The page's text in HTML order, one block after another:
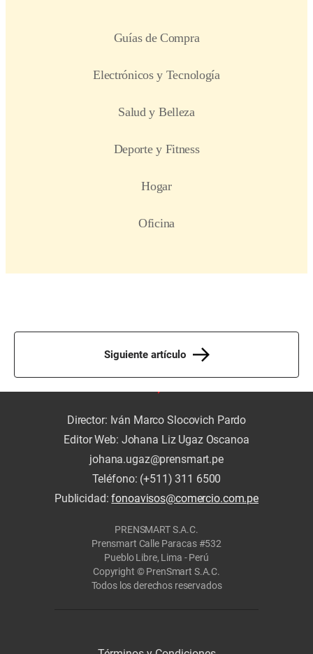
Siguiente artículo
Director: Iván Marco Slocovich Pardo
Editor Web: Johana Liz Ugaz Oscanoa
johana.ugaz@prensmart.pe
Teléfono: (+511) 311 6500
Publicidad:fonoavisos@comercio.com.pe
PRENSMART S.A.C.
Prensmart Calle Paracas #532
Pueblo Libre, Lima - Perú
Copyright © PrenSmart S.A.C.
Todos los derechos reservados